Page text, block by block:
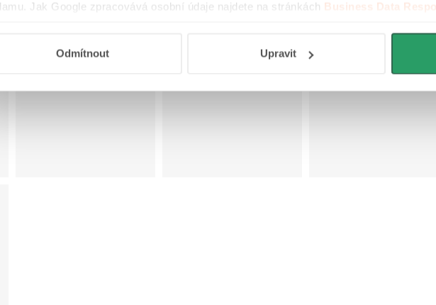
Jak Google zpracovává osobní údaje najdete na stránkách Business Data
Odmítnout Upravit
udržování čistoty je
používat čisticí